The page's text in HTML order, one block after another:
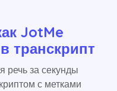
JotMe
транскрипт
речь за секунды
с метками